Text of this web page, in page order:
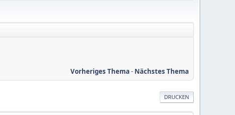
Vorheriges Thema - Nächstes Thema
DRUCKEN